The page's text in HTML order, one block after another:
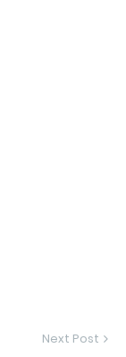
Next Post